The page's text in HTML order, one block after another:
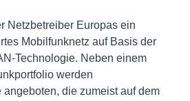
Netzbetreiber Europas ein
Mobilfunknetz auf Basis der
Technologie. Neben einem
werden
die zumeist auf dem